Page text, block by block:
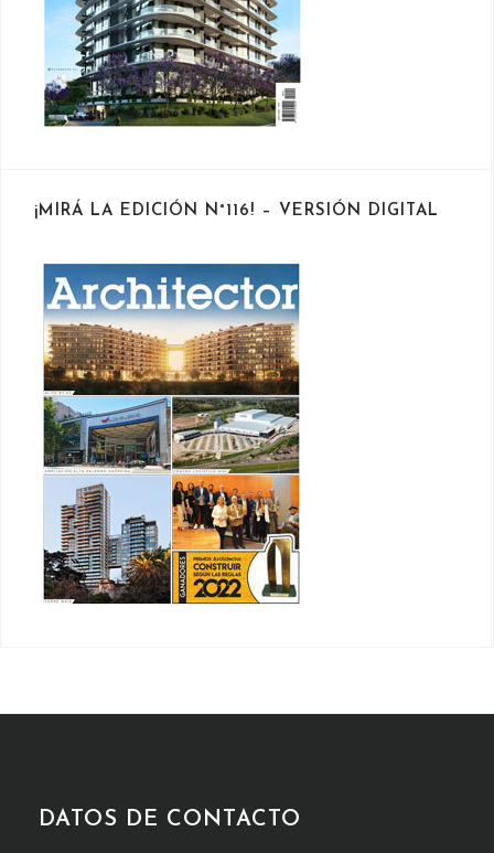
¡MIRÁ LA EDICIÓN N°116! – VERSIÓN DIGITAL
DATOS DE CONTACTO